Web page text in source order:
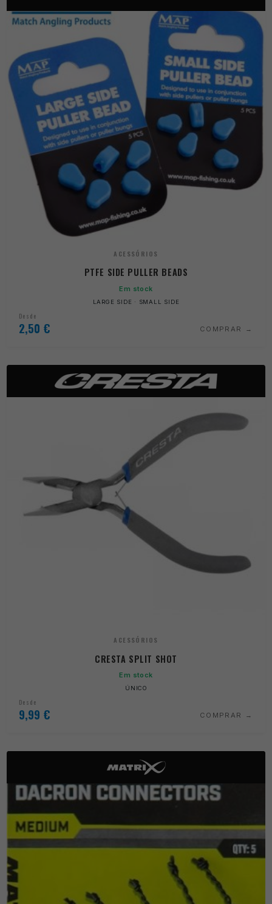
ACESSÓRIOS
PTFE SIDE PULLER BEADS
Em stock
LARGE SIDE · SMALL SIDE
Desde
2,50 € COMPRAR
ACESSÓRIOS
CRESTA SPLIT SHOT
Em stock
ÚNICO
Desde
9,99 € COMPRAR